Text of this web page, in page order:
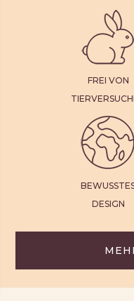
FREI VON
DESIGN